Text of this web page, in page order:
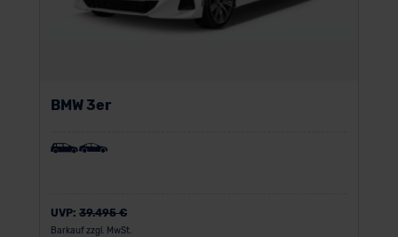
BMW 3er
UVP: 39.495 €
Barkauf zzgl. MwSt.